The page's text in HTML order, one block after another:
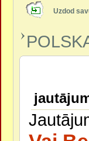
Uzdod